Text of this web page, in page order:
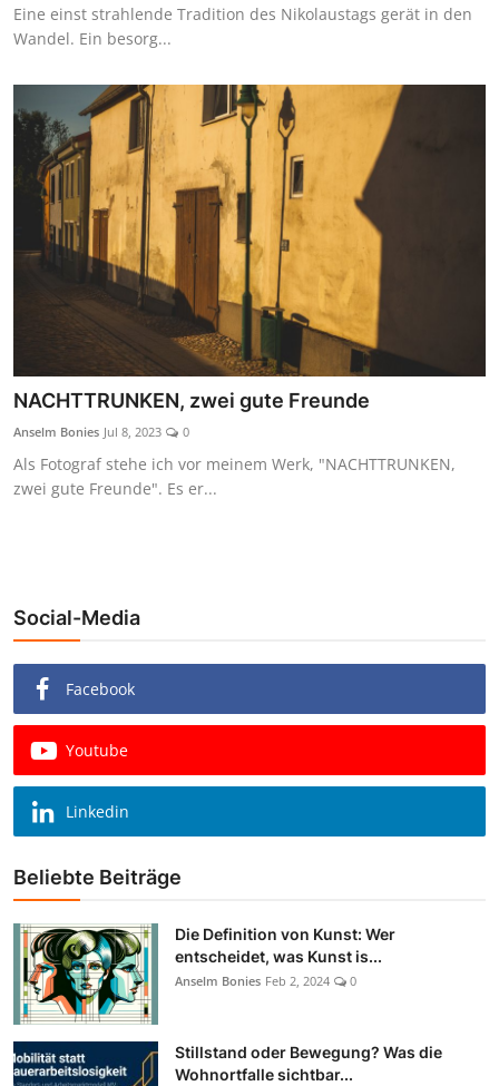
Eine einst strahlende Tradition des Nikolaustags gerät in den
Wandel. Ein besorg...
NACHTTRUNKEN, zwei gute Freunde
Anselm Bonies Jul 8, 2023 0
Als Fotograf stehe ich vor meinem Werk, "NACHTTRUNKEN,
zwei gute Freunde". Es er...
Social-Media
Facebook
Youtube
Linkedin
Beliebte Beiträge
Die Definition von Kunst: Wer
entscheidet, was Kunst is...
Anselm Bonies Feb 2, 2024 0
Stillstand oder Bewegung? Was die
Wohnortfalle sichtbar...